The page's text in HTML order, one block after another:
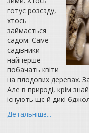
готує розсаду,
хтось
займається
садом. Саме
садівники
найперше
побачать квіти
на плодових деревах.
Але в природі, крім
існують ще й дикі
Детальніше...